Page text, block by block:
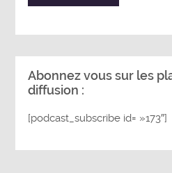
Abonnez vous sur les
diffusion :
[podcast_subscribe id= »173″]